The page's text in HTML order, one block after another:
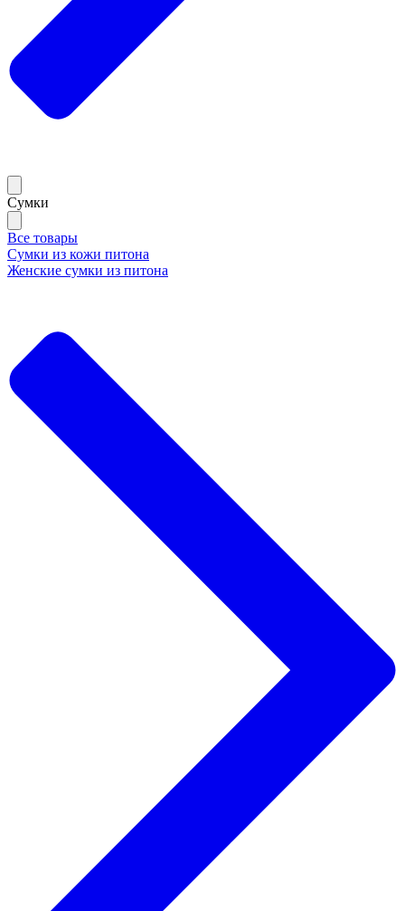
Сумки
Все товары
Сумки из кожи питона
Женские сумки из питона